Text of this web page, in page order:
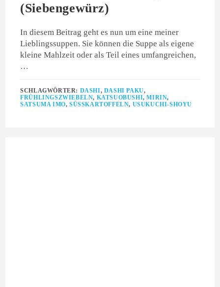
(Siebengewürz)
In diesem Beitrag geht es nun um eine meiner
Lieblingssuppen. Sie können die Suppe als eigene
kleine Mahlzeit oder als Teil eines umfangreichen,
…
SCHLAGWÖRTER: DASHI, DASHI PAKU,
FRÜHLINGSZWIEBELN, KATSUOBUSHI,MIRIN,
SATSUMA IMO,SÜSSKARTOFFELN , USUKUCHI-SHOYU